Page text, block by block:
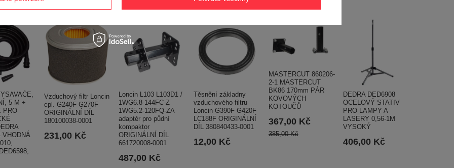
5 M +
PRO
VHODNÁ
Vzduchový filtr Loncin
cpl. G240F G270F
ORIGINÁLNÍ DÍL
180100038-0001
231,00 Kč
Loncin L103 L103D1 /
1WG6.8-144FC-Z
1WG5.2-120FQ-ZA
adaptér pro půdní
kompaktor
ORIGINÁLNÍ DÍL
661720008-0001
487,00 Kč
Těsnění základny
vzduchového filtru
Loncin G390F G420F
LC188F ORIGINÁLNÍ
DÍL 380840433-0001
12,00 Kč
MASTERCUT 860206-
2-1 MASTERCUT
BK86 170mm PÁR
KOVOVÝCH
KOTOUČŮ
367,00 Kč
385,00 Kč
DEDRA DED6908
OCELOVÝ STATIV
PRO LAMPY A
LASERY 0,56-1M
VYSOKÝ
406,00 Kč